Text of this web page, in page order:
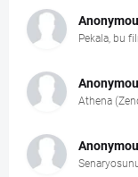
Pekala, bu
Athena